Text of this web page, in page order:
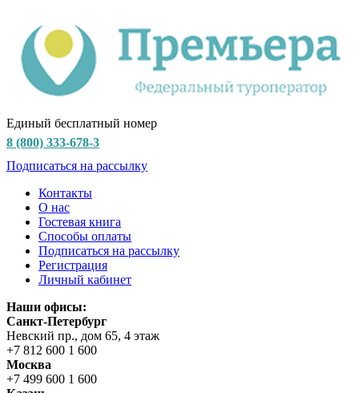
Единый бесплатный номер
8 (800) 333-678-3
Подписаться на рассылку
Контакты
О нас
Гостевая книга
Способы оплаты
Подписаться на рассылку
Регистрация
Личный кабинет
Наши офисы:
Санкт-Петербург
Невский пр., дом 65, 4 этаж
+7 812 600 1 600
Москва
+7 499 600 1 600